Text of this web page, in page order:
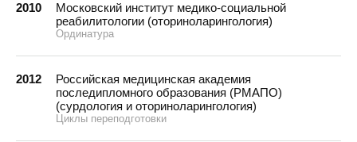
2010
Московский институт медико-социальной
реабилитологии (оториноларингология)
Ординатура
2012
Российская медицинская академия
последипломного образования (РМАПО)
(сурдология и оториноларингология)
Циклы переподготовки